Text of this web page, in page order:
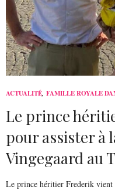
ACTUALITÉ, FAMILLE ROYALE
Le prince
pour assister à
Vingegaard au
Le prince héritier Frederik vient